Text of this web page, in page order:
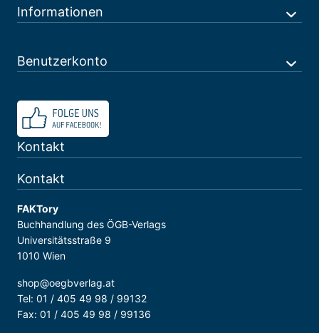
Informationen
Benutzerkonto
Kontakt
Kontakt
FAKTory
Buchhandlung des ÖGB-Verlags
Universitätsstraße 9
1010 Wien
shop@oegbverlag.at
Tel: 01 / 405 49 98 / 99132
Fax: 01 / 405 49 98 / 99136